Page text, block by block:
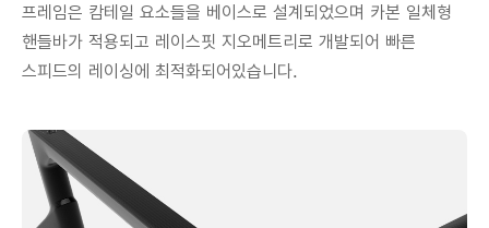
프레임은 캄테일 요소들을 베이스로 설계되었으며 카본 일체형
핸들바가 적용되고 레이스핏 지오메트리로 개발되어 빠른
스피드의 레이싱에 최적화되어있습니다.